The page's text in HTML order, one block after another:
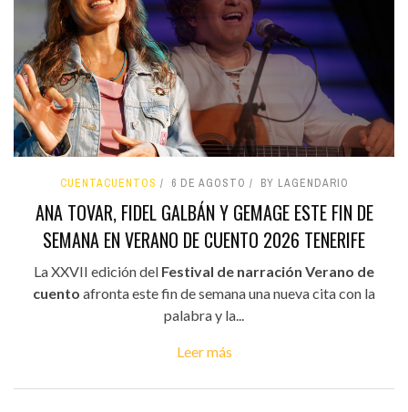
CUENTACUENTOS 6 DE AGOSTO BY LAGENDARIO
ANA TOVAR, FIDEL GALBÁN Y GEMAGE ESTE FIN DE
SEMANA EN VERANO DE CUENTO 2026 TENERIFE
La XXVII edición del Festival de narración Verano de
cuento afronta este fin de semana una nueva cita con la
palabra y la...
Leer más